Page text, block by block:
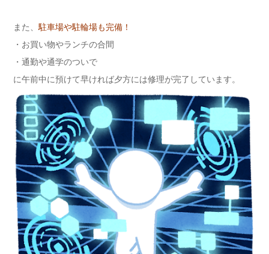
また、 駐車場や駐輪場も完備！
・お買い物やランチの合間
・通勤や通学のついで
に午前中に預けて早ければ夕方には修理が完了しています。